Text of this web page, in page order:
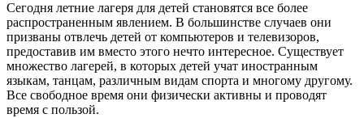
Сегодня летние лагеря для детей становятся все более
распространенным явлением. В большинстве случаев они
призваны отвлечь детей от компьютеров и телевизоров,
предоставив им вместо этого нечто интересное. Существует
множество лагерей, в которых детей учат иностранным
языкам, танцам, различным видам спорта и многому другому.
Все свободное время они физически активны и проводят
время с пользой.